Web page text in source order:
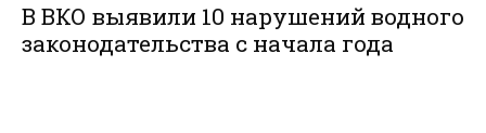
В ВКО выявили 10 нарушений водного
законодательства с начала года